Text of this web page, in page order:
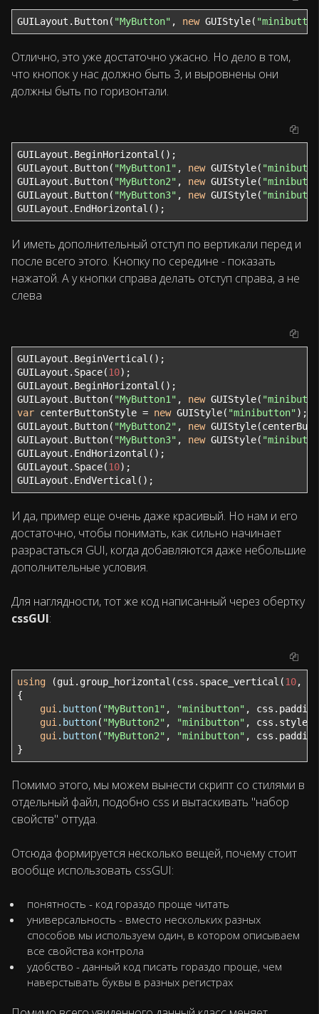
GUILayout.Button( "MyButton" , new GUIStyle(
Отлично, это уже достаточно ужасно. Но дело в том,
что кнопок у нас должно быть 3, и выровнены они
должны быть по горизонтали.
GUILayout.BeginHorizontal();
GUILayout.Button( "MyButton1" , new GUIStyle(
GUILayout.Button( "MyButton2" , new GUIStyle(
GUILayout.Button( "MyButton3" , new GUIStyle(
GUILayout.EndHorizontal();
И иметь дополнительный отступ по вертикали перед и
после всего этого. Кнопку по середине - показать
нажатой. А у кнопки справа делать отступ справа, а не
слева
GUILayout.BeginVertical();
GUILayout.Space(10);
GUILayout.BeginHorizontal();
GUILayout.Button( "MyButton1" , new GUIStyle(
var centerButtonStyle = new GUIStyle( "minibutton");
GUILayout.Button( "MyButton2" , new
GUILayout.Button( "MyButton3" , new GUIStyle(
GUILayout.EndHorizontal();
GUILayout.Space(10);
GUILayout.EndVertical();
И да, пример еще очень даже красивый. Но нам и его
достаточно, чтобы понимать, как сильно начинает
разрастаться GUI, когда добавляются даже небольшие
дополнительные условия.
Для наглядности, тот же код написанный через обертку
cssGUI:
using (gui.group_horizontal(css.space_vertical(10,
{
gui .button( "MyButton1" , "minibutton" ,
gui .button( "MyButton2" , "minibutton" ,
gui .button( "MyButton2" , "minibutton" ,
}
Помимо этого, мы можем вынести скрипт со стилями в
отдельный файл, подобно css и вытаскивать "набор
свойств" оттуда.
Отсюда формируется несколько вещей, почему стоит
вообще использовать cssGUI:
понятность - код гораздо проще читать
универсальность - вместо нескольких разных
способов мы используем один, в котором описываем
все свойства контрола
удобство - данный код писать гораздо проще, чем
наверстывать буквы в разных регистрах